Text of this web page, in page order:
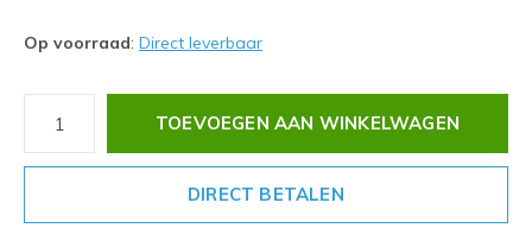
Op voorraad: Direct leverbaar
TOEVOEGEN AAN WINKELWAGEN
DIRECT BETALEN